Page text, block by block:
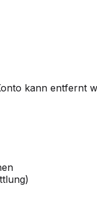
kann entfernt